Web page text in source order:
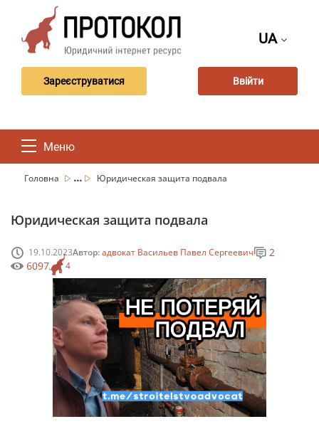
UA
Зареєструватися Ввійти
Меню
Головна ... Юридическая защита подвала
Юридическая защита подвала
19.10.2023Автор:адвокат Васильев Павел Сергеевич
4
2
6097